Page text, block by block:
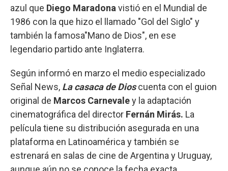
azul que Diego Maradona vistió en el Mundial de
1986 con la que hizo el llamado "Gol del Siglo" y
también la famosa"Mano de Dios", en ese
legendario partido ante Inglaterra.
Según informó en marzo el medio especializado
Señal News, La casaca de Dioscuenta con el guion
original de Marcos Carnevaley la adaptación
cinematográfica del director Fernán Mirás. La
película tiene su distribución asegurada en una
plataforma en Latinoamérica y también se
estrenará en salas de cine de Argentina y Uruguay,